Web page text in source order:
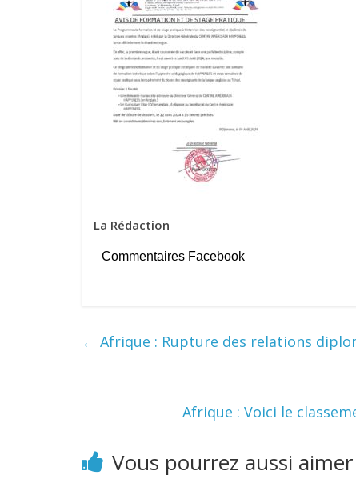
La Rédaction
Commentaires Facebook
← Afrique : Rupture des relations
Afrique : Voici le
Vous pourrez aussi aimer